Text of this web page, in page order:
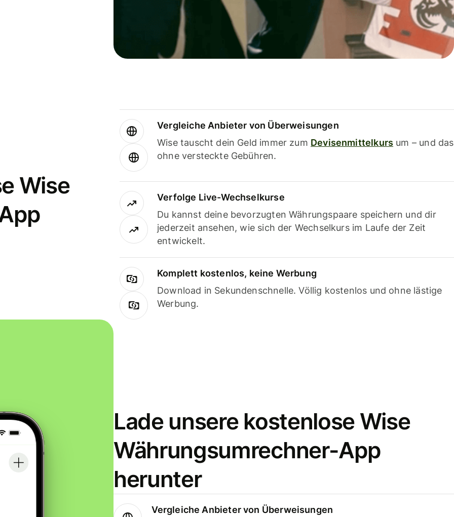
Wise
Vergleiche Anbieter von Überweisungen
Wise tauscht dein Geld immer zum Devisenmittelkurs um – und das
ohne versteckte Gebühren.
Verfolge Live-Wechselkurse
Du kannst deine bevorzugten Währungspaare speichern und dir
jederzeit ansehen, wie sich der Wechselkurs im Laufe der Zeit
entwickelt.
Komplett kostenlos, keine Werbung
Download in Sekundenschnelle. Völlig kostenlos und ohne lästige
Werbung.
Lade unsere kostenlose Wise
Währungsumrechner-App
herunter
Vergleiche Anbieter von Überweisungen